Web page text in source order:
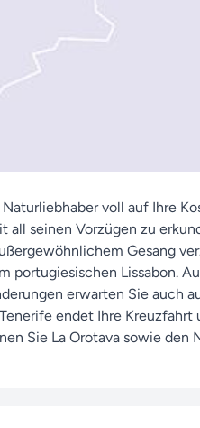
voll auf Ihre
seinen Vorzügen zu
Gesang
Lissabon.
erwarten Sie auch
endet Ihre
Sie La Orotava sowie den
im Gepäck wieder